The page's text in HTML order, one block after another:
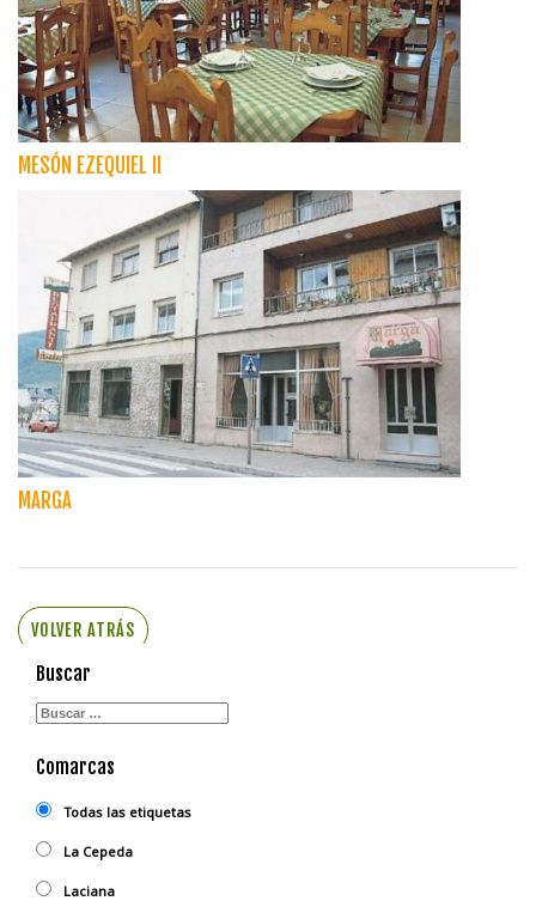
MESÓN EZEQUIEL II
MARGA
VOLVER ATRÁS
Buscar
Comarcas
Todas las etiquetas
La Cepeda
Laciana